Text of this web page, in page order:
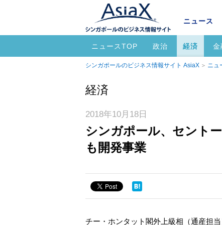
ニュース
ニュースTOP 政治 経済 金
シンガポールのビジネス情報サイト AsiaX ニュ
経済
2018年10月18日
シンガポール、セント
も開発事業
チー・ホンタット閣外上級相（通産担